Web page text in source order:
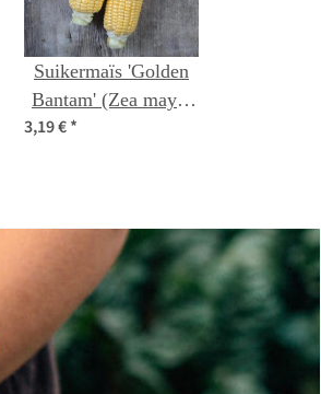
Suikermaïs 'Golden
Bantam' (Zea mays)
3,19 €*